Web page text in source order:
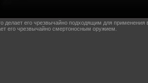
его чрезвычайно подходящим для применения
его чрезвычайно смертоносным оружием.